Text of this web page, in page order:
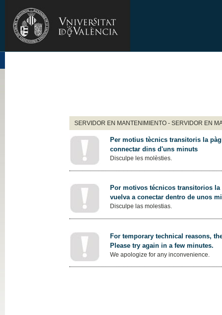
SERVIDOR EN MANTENIMIENTO - SERVIDOR EN
Per motius tècnics transitoris la
connectar dins d'uns minuts
Disculpe les molèsties.
Por motivos técnicos transitorios
vuelva a conectar dentro de unos
Disculpe las molestias.
For temporary technical reasons,
Please try again in a few minutes.
We apologize for any inconvenience.